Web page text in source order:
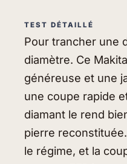
TEST DÉTAILLÉ
Pour trancher une
diamètre. Ce
généreuse et une
une coupe rapide
diamant le rend
pierre
le régime, et la